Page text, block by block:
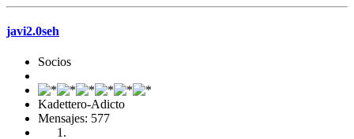
javi2.0seh
Socios
Kadettero-Adicto
Mensajes: 577